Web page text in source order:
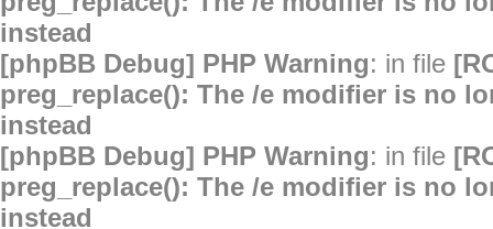
instead
[phpBB Debug] PHP Warning: in file
preg_replace(): The /e modifier is no
instead
[phpBB Debug] PHP Warning: in file
preg_replace(): The /e modifier is no
instead